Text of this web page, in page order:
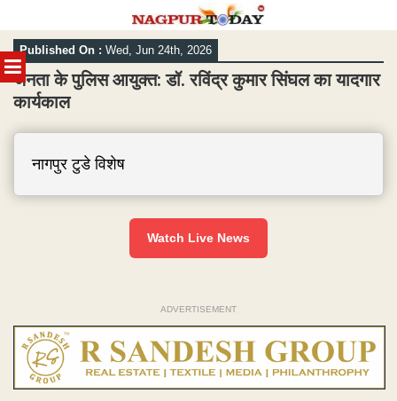
MENU
Skip
to
content
Published On : Wed, Jun 24th, 2026
जनता के पुलिस आयुक्त: डॉ. रविंद्र कुमार सिंघल का यादगार
कार्यकाल
नागपुर टुडे विशेष
Watch Live News
ADVERTISEMENT